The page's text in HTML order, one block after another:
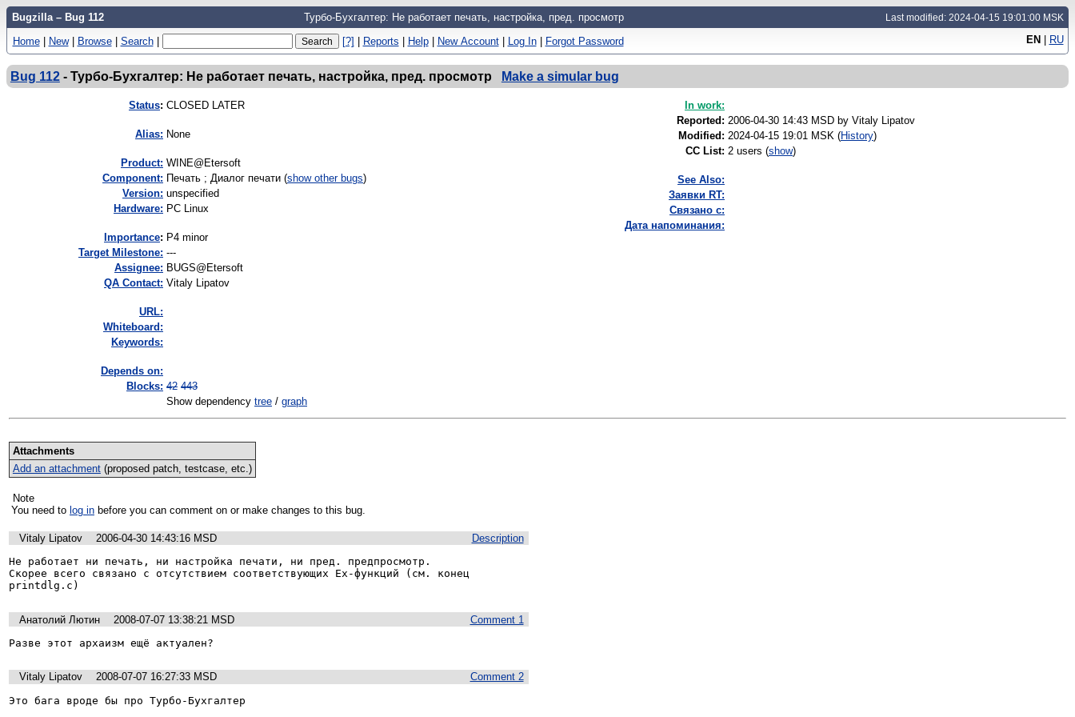
Bugzilla – Bug 112 Турбо-Бухгалтер: Не работает печать, настройка, пред. просмотр Last modified: 2024-04-15 19:01:00 MSK
EN | RU
Home | New | Browse | Search | [?] | Reports | Help | New Account | Log In | Forgot Password
Bug 112 - Турбо-Бухгалтер: Не работает печать, настройка, пред. просмотр Make a simular bug
Status: CLOSED LATER
Alias: None
Product: WINE@Etersoft
Component: Печать ; Диалог печати (show other bugs)
Version: unspecified
Hardware: PC Linux
mportance: P4 minor
Target Milestone: ---
Assignee: BUGS@Etersoft
QA Contact: Vitaly Lipatov
URL:
Whiteboard:
Keywords:
Depends on:
Blocks: 42 443
Show dependency tree / graph
In work:
Reported: 2006-04-30 14:43 MSD by Vitaly Lipatov
Modified: 2024-04-15 19:01 MSK (History)
CC List: 2 users (show)
See Also:
Заявки RT:
Связано с:
Дата напоминания:
Attachments
Add an attachment(proposed patch, testcase, etc.)
Note
You need to log in before you can comment on or make changes to this bug.
Description
Vitaly Lipatov
2006-04-30 14:43:16 MSD
Не работает ни печать, ни настройка печати, ни пред. предпросмотр.
Скорее всего связано с отсутствием соответствующих Ex-функций (см. конец
printdlg.c)
Comment 1
Анатолий Лютин
2008-07-07 13:38:21 MSD
Разве этот архаизм ещё актуален?
Comment 2
Vitaly Lipatov
2008-07-07 16:27:33 MSD
Это бага вроде бы про Турбо-Бухгалтер